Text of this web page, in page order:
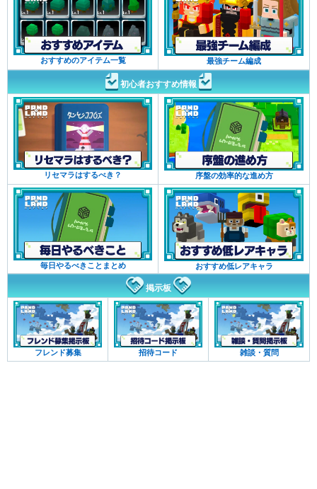
おすすめのアイテム一覧 最強チーム編成
初心者おすすめ情報
リセマラはするべき？ 序盤の効率的な進め方
毎日やるべきことまとめ おすすめ低レアキャラ
掲示板
フレンド募集 招待コード 雑談・質問